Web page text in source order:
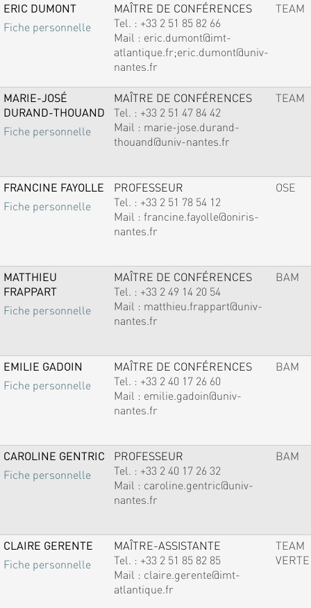
ERIC DUMONT
Fiche personnelle
MAÎTRE DE CONFÉRENCES
Tel. : +33 2 51 85 82 66
Mail : eric.dumont@imt-
atlantique.fr;eric.dumont@univ-
nantes.fr
TEAM
MARIE-JOSÉ
DURAND-THOUAND
Fiche personnelle
MAÎTRE DE CONFÉRENCES
Tel. : +33 2 51 47 84 42
Mail : marie-jose.durand-
thouand@univ-nantes.fr
TEAM
FRANCINE FAYOLLE
Fiche personnelle
PROFESSEUR
Tel. : +33 2 51 78 54 12
Mail : francine.fayolle@oniris-
nantes.fr
OSE
MATTHIEU
FRAPPART
Fiche personnelle
MAÎTRE DE CONFÉRENCES
Tel. : +33 2 49 14 20 54
Mail : matthieu.frappart@univ-
nantes.fr
BAM
EMILIE GADOIN
Fiche personnelle
MAÎTRE DE CONFÉRENCES
Tel. : +33 2 40 17 26 60
Mail : emilie.gadoin@univ-
nantes.fr
BAM
CAROLINE GENTRIC
Fiche personnelle
PROFESSEUR
Tel. : +33 2 40 17 26 32
Mail : caroline.gentric@univ-
nantes.fr
BAM
CLAIRE GERENTE
Fiche personnelle
MAÎTRE-ASSISTANTE
Tel. : +33 2 51 85 82 85
Mail : claire.gerente@imt-
atlantique.fr
TEAM
VERTE